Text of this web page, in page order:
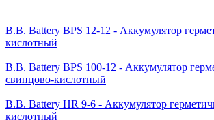
B.B. Battery BPS 12-12 - Аккумулятор
кислотный
B.B. Battery BPS 100-12 - Аккумулятор
свинцово-кислотный
B.B. Battery HR 9-6 - Аккумулятор
кислотный